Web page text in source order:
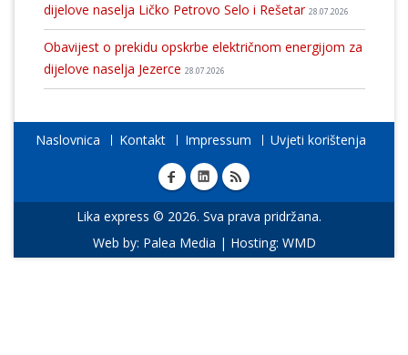
dijelove naselja Ličko Petrovo Selo i Rešetar 28.07.2026
Obavijest o prekidu opskrbe električnom energijom za
dijelove naselja Jezerce 28.07.2026
Naslovnica Kontakt Impressum Uvjeti korištenja
Lika express © 2026. Sva prava pridržana.
Web by: Palea Media | Hosting: WMD